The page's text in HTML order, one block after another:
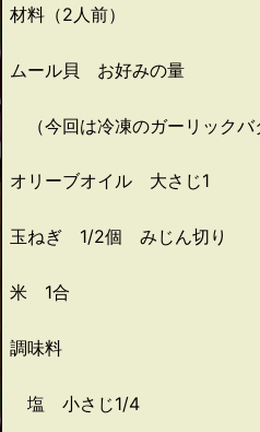
材料（2人前）
ムール貝 お好みの量
（今回は冷凍のガーリックバ
オリーブオイル 大さじ1
玉ねぎ 1/2個 みじん切り
米 1合
調味料
塩 小さじ1/4